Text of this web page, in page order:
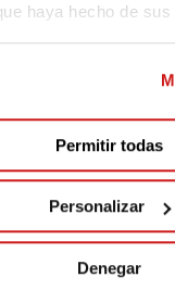
haya hecho de
Permitir todas
Personalizar
Denegar
Isabel
374 días
#ENDNF